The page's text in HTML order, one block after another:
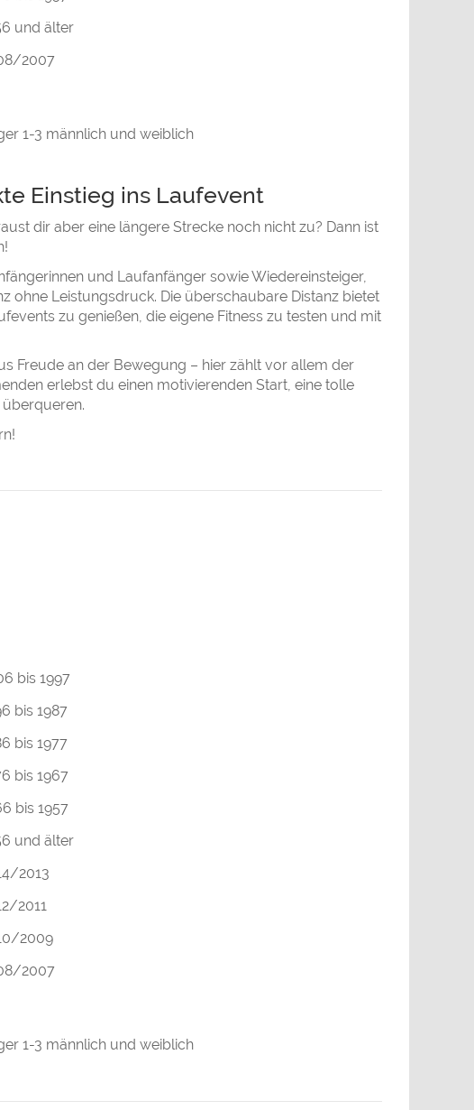
und älter
2007
1-3 männlich und weiblich
Einstieg ins Laufevent
dir aber eine längere Strecke noch nicht zu? Dann ist
und Laufanfänger sowie Wiedereinsteiger,
ohne Leistungsdruck. Die überschaubare Distanz bietet
zu genießen, die eigene Fitness zu testen und mit
Freude an der Bewegung – hier zählt vor allem der
erlebst du einen motivierenden Start, eine tolle
bis 1997
bis 1987
bis 1977
bis 1967
bis 1957
und älter
2013
2011
2009
2007
1-3 männlich und weiblich